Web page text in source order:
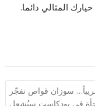
المثالي دائما.
سوزان قواص تفجّر
في بودكاست سيُشعل